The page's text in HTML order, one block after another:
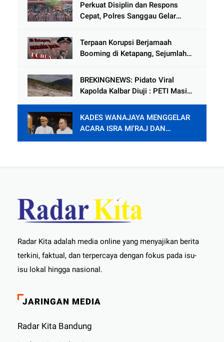
Perkuat Disiplin dan Respons
Cepat, Polres Sanggau Gelar
Hadapi Potensi Gangguan
Kamtibmas
Terpaan Korupsi Berjamaah
Booming di Ketapang, Sejumlah
Lingkaran
BREKINGNEWS: Pidato Viral
Kapolda Kalbar Diuji : PETI Masih
KADES WANAJAYA MENGGELAR
ACARA ISRA MI'RAJ DAN
SYUKURAN PENDOPO.
Radar Kita adalah media online yang menyajikan berita
terkini, faktual, dan terpercaya dengan fokus pada isu-
isu lokal hingga nasional.
JARINGAN MEDIA
Radar Kita Bandung